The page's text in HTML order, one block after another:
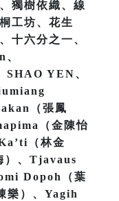
獨樹依織、線
工坊、花生
十六分之一、
YEN、
（張鳳
（金陳怡
（林金
）、Tjavaus
Dopoh（葉
樂）、Yagih